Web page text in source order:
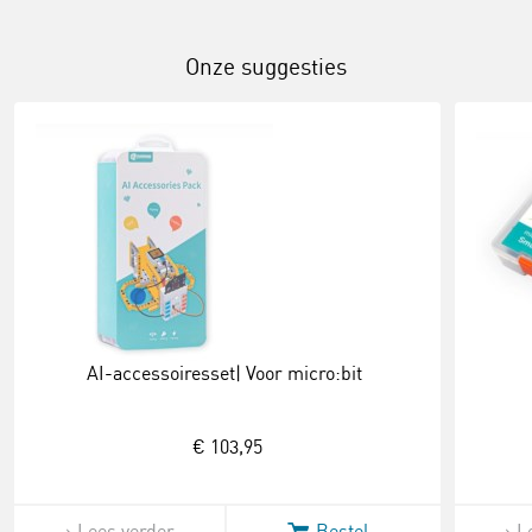
Onze suggesties
AI-accessoiresset| Voor micro:bit
€ 103,95